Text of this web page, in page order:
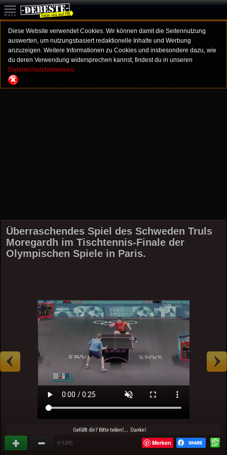
Diese Website verwendet Cookies. Wir können damit die Seitennutzung
auswerten, um nutzungsbasiert redaktionelle Inhalte und Werbung
anzuzeigen. Weitere Informationen zu Cookies und insbesondere dazu, wie
du deren Verwendung widersprechen kannst, findest du in unseren
Datenschutzhinweisen.
Überraschendes Spiel des Schweden Truls
Moregardh im Tischtennis-Finale der
Olympischen Spiele in Paris.
(+126) Merken